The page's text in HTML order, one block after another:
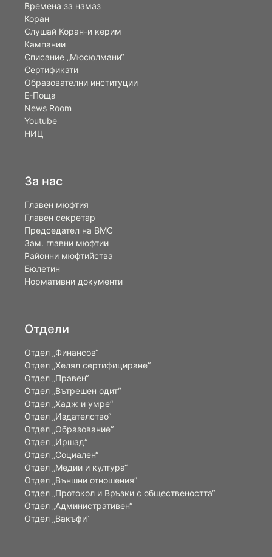
Времена за намаз
Коран
Слушай Коран-и керим
Кампании
Списание „Мюсюлмани“
Сертификати
Образователни институции
Е-Поща
News Room
Youtube
НИЦ
За нас
Главен мюфтия
Главен секретар
Председател на ВМС
Зам. главни мюфтии
Районни мюфтийства
Бюлетин
Нормативни документи
Отдели
Отдел „Финансов“
Отдел „Хелял сертифициране“
Отдел „Правен“
Отдел „Вътрешен одит“
Отдел „Хадж и умре“
Отдел „Издателство“
Отдел „Образование“
Отдел „Иршад“
Отдел „Социален“
Отдел „Медии и култура“
Отдел „Външни отношения”
Oтдел „Протокол и Връзки с обществеността“
Отдел „Административен“
Отдел „Вакъфи“